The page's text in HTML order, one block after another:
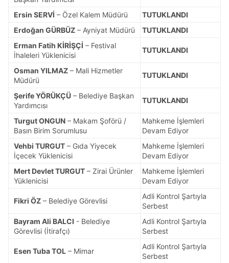
Ersin SERVİ – Özel Kalem Müdürü
TUTUKLANDI
Erdoğan GÜRBÜZ – Ayniyat Müdürü
TUTUKLANDI
Erman Fatih KİRİŞÇİ – Festival
İhaleleri Yüklenicisi
TUTUKLANDI
Osman YILMAZ – Mali Hizmetler
Müdürü
TUTUKLANDI
Şerife YÖRÜKÇÜ – Belediye Başkan
Yardımcısı
TUTUKLANDI
Turgut ONGUN – Makam Şoförü /
Basın Birim Sorumlusu
Mahkeme İşlemleri
Devam Ediyor
Vehbi TURGUT – Gıda Yiyecek
İçecek Yüklenicisi
Mahkeme İşlemleri
Devam Ediyor
Mert Devlet TURGUT – Zirai Ürünler
Yüklenicisi
Mahkeme İşlemleri
Devam Ediyor
Fikri ÖZ – Belediye Görevlisi
Adli Kontrol Şartıyla
Serbest
Bayram Ali BALCI - Belediye
Görevlisi (İtirafçı)
Adli Kontrol Şartıyla
Serbest
Esen Tuba TOL – Mimar
Adli Kontrol Şartıyla
Serbest